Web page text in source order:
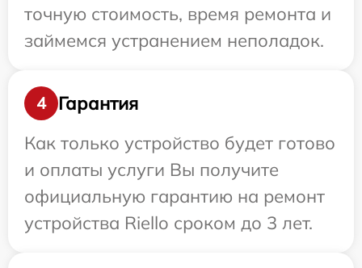
точную стоимость, время ремонта и
займемся устранением неполадок.
4
Гарантия
Как только устройство будет готово
и оплаты услуги Вы получите
официальную гарантию на ремонт
устройства Riello сроком до 3 лет.